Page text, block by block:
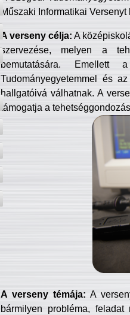
Műszaki Informatikai
A verseny célja: A
szervezése, melyen a
bemutatására. Emellett
Tudományegyetemmel és
hallgatóivá válhatnak. A
támogatja a
A verseny témája: A
bármilyen probléma, feladat